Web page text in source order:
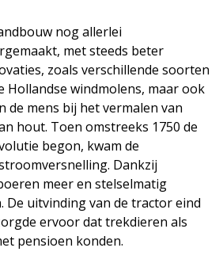
nog allerlei
met steeds beter
zoals verschillende soorten
Hollandse windmolens, maar ook
de mens bij het vermalen van
hout. Toen omstreeks 1750 de
begon, kwam de
Dankzij
meer en stelselmatig
De uitvinding van de tractor eind
ervoor dat trekdieren als
pensioen konden.